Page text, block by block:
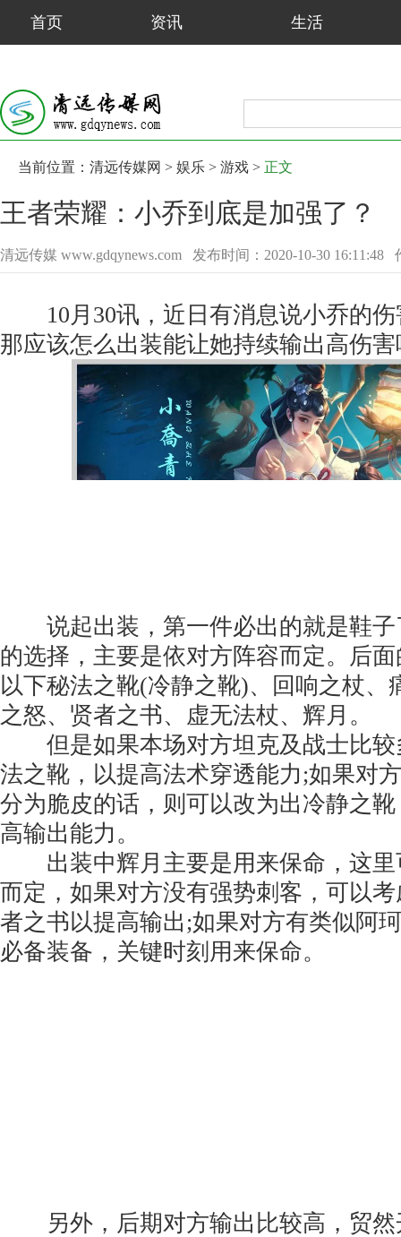
首页 资讯 生活
当前位置： 清远传媒网 > 娱乐 > 游戏 > 正文
王者荣耀：小乔到底是加强了？
清远传媒 www.gdqynews.com 发布时间：2020-10-30 16:11:48
10月30讯，近日有消息说小乔的伤
那应该怎么出装能让她持续输出高伤害
说起出装，第一件必出的就是鞋子
的选择，主要是依对方阵容而定。后
以下秘法之靴(冷静之靴)、回响之杖、
之怒、贤者之书、虚无法杖、辉月。
但是如果本场对方坦克及战士比较
法之靴，以提高法术穿透能力;如果对
分为脆皮的话，则可以改为出冷静之
高输出能力。
出装中辉月主要是用来保命，这里
而定，如果对方没有强势刺客，可以
者之书以提高输出;如果对方有类似阿
必备装备，关键时刻用来保命。
另外，后期对方输出比较高，贸然